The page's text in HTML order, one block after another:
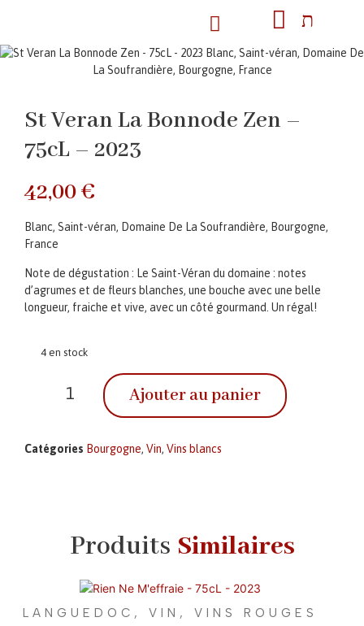
St Veran La Bonnode Zen –
75cL – 2023
42,00€
Blanc, Saint-véran, Domaine De La Soufrandière, Bourgogne,
France
Note de dégustation : Le Saint-Véran du domaine : notes
d’agrumes et de fleurs blanches, une bouche avec une belle
longueur, fraiche et vive, avec un côté gourmand. Un régal!
4 en stock
Ajouter au panier
Catégories Bourgogne, Vin, Vins blancs
Produits Similaires
LANGUEDOC , VIN , VINS ROUGES